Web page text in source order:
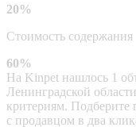
20%
Стоимость содержания
60%
На Kinpet нашлось 1
Ленинградской
критериям. Подберите
с продавцом в два